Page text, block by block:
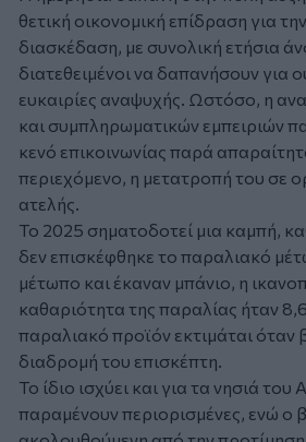
θετική οικονομική επίδραση για
διασκέδαση, με συνολική ετήσια
διατεθειμένοι να δαπανήσουν για
ευκαιρίες αναψυχής. Ωστόσο, η
και συμπληρωματικών εμπειριών
κενό επικοινωνίας παρά
περιεχόμενο, η μετατροπή του σε
ατελής.
Το 2025 σηματοδοτεί μια καμπή,
δεν επισκέφθηκε το παραλιακό
μέτωπο και έκαναν μπάνιο, η
καθαριότητα της παραλίας ήταν
παραλιακό προϊόν εκτιμάται
διαδρομή του επισκέπτη.
Το ίδιο ισχύει και για τα νησιά
παραμένουν περιορισμένες, ενώ ο